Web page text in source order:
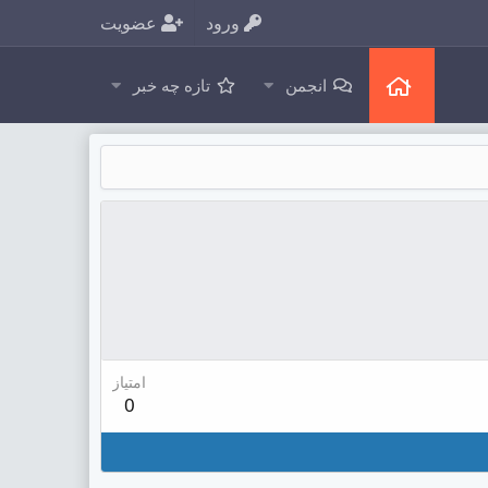
ورود عضویت
انجمن تازه چه خبر
امتیاز
0